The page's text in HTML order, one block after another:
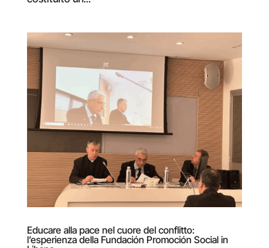
Educare alla pace nel cuore del conflitto:
l’esperienza della Fundación Promoción Social in